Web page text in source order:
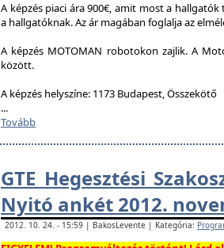
A képzés piaci ára 900€, amit most a
a hallgatóknak. Az ár magában foglalja az
A képzés MOTOMAN robotokon zajlik. A
között.
A képzés helyszíne: 1173 Budapest, Összekötő
...
Tovább
GTE Hegesztési
Nyitó ankét 2012.
2012. 10. 24. - 15:59 | BakosLevente | Kategória: